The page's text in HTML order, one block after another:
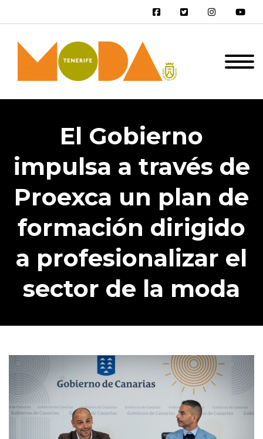
El Gobierno
impulsa a través de
Proexca un plan de
formación dirigido
a profesionalizar el
sector de la moda